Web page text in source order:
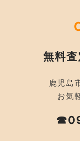
無料
鹿児島
お気